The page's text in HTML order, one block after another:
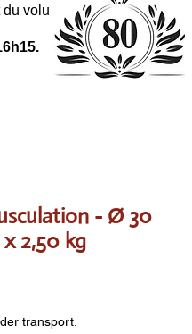
volume de la commande.
- Ø 30
2,50 kg
transport.